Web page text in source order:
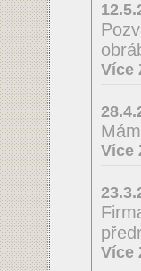
Více
Více
Více